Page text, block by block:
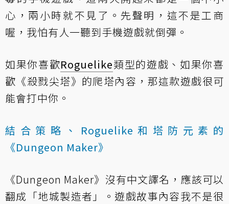
心，兩小時就不見了。先聲明，這不是工商
喔，我怕有人一聽到手機遊戲就倒彈。
如果你喜歡Roguelike類型的遊戲、如果你喜
歡 《殺戮尖塔》 的爬塔內容，那這款遊戲很可
能會打中你。
結合策略、Roguelike和塔防元素的
《Dungeon Maker》
《Dungeon Maker》沒有中文譯名，應該可以
翻成「地城製造者」。遊戲故事內容我不是很